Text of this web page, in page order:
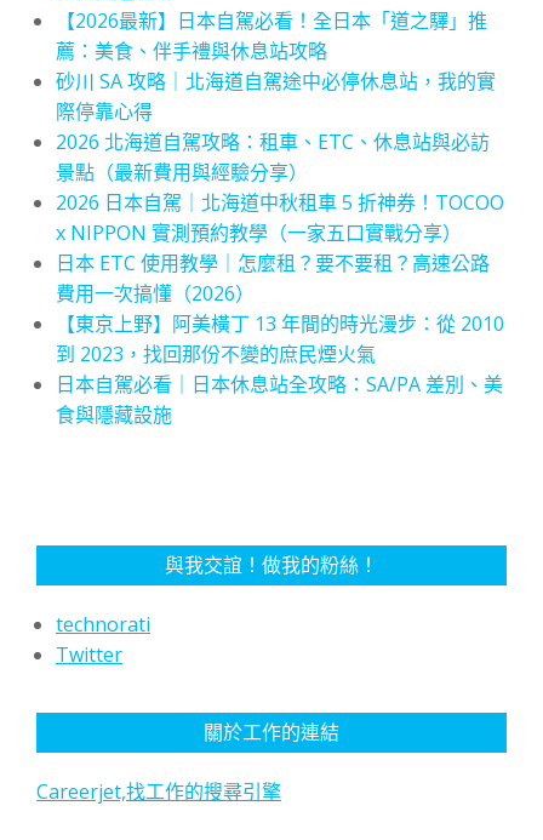
【2026最新】日本自駕必看！全日本「道之驛」推
薦：美食、伴手禮與休息站攻略
砂川 SA 攻略｜北海道自駕途中必停休息站，我的實
際停靠心得
2026 北海道自駕攻略：租車、ETC、休息站與必訪
景點（最新費用與經驗分享）
2026 日本自駕｜北海道中秋租車 5 折神券！TOCOO
x NIPPON 實測預約教學（一家五口實戰分享）
日本 ETC 使用教學｜怎麼租？要不要租？高速公路
費用一次搞懂（2026）
【東京上野】阿美橫丁 13 年間的時光漫步：從 2010
到 2023，找回那份不變的庶民煙火氣
日本自駕必看｜日本休息站全攻略：SA/PA 差別、美
食與隱藏設施
與我交誼！做我的粉絲！
technorati
Twitter
關於工作的連結
Careerjet,找工作的搜尋引擎